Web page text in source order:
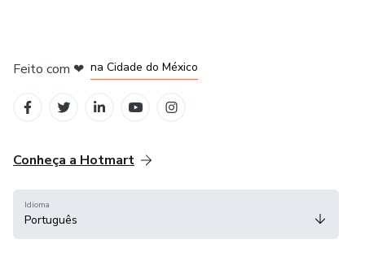
Feito com ❤ na Cidade do México
Conheça a Hotmart
Idioma
Português